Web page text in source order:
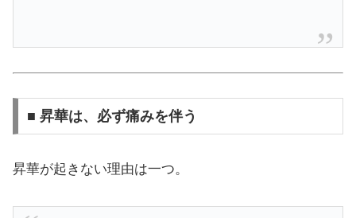
■ 昇華は、必ず痛みを伴う
昇華が起きない理由は一つ。